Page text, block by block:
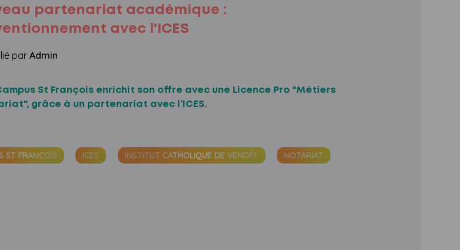
partenariat académique :
avec l'ICES
parAdmin
Campus St François enrichit son offre avec une Licence Pro "Métiers
grâce à un partenariat avec l’ICES.
ST FRANÇOIS ICES INSTITUT CATHOLIQUE DE VENDÉE NOTARIAT